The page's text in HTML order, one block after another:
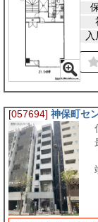
[057694] 神保町セ